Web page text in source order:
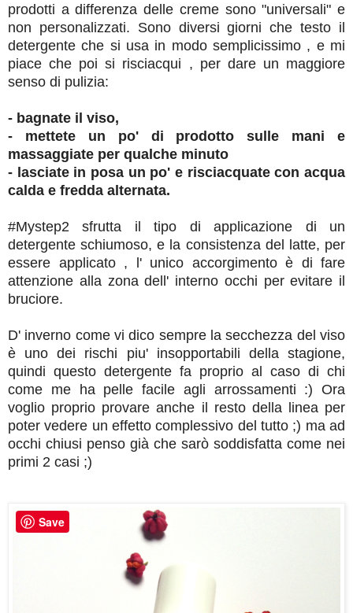
prodotti a differenza delle creme sono "universali" e
non personalizzati. Sono diversi giorni che testo il
detergente che si usa in modo semplicissimo , e mi
piace che poi si risciacqui , per dare un maggiore
senso di pulizia:
- bagnate il viso,
- mettete un po' di prodotto sulle mani e
massaggiate per qualche minuto
- lasciate in posa un po' e risciacquate con acqua
calda e fredda alternata.
#Mystep2 sfrutta il tipo di applicazione di un
detergente schiumoso, e la consistenza del latte, per
essere applicato , l' unico accorgimento è di fare
attenzione alla zona dell' interno occhi per evitare il
bruciore.
D' inverno come vi dico sempre la secchezza del viso
è uno dei rischi piu' insopportabili della stagione,
quindi questo detergente fa proprio al caso di chi
come me ha pelle facile agli arrossamenti :) Ora
voglio proprio provare anche il resto della linea per
poter vedere un effetto complessivo del tutto ;) ma ad
occhi chiusi penso già che sarò soddisfatta come nei
primi 2 casi ;)
Save